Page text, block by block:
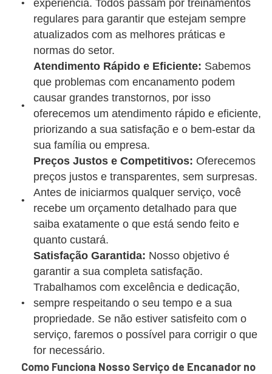
experiência. Todos passam por treinamentos
regulares para garantir que estejam sempre
atualizados com as melhores práticas e
normas do setor.
Atendimento Rápido e Eficiente: Sabemos
que problemas com encanamento podem
causar grandes transtornos, por isso
oferecemos um atendimento rápido e eficiente,
priorizando a sua satisfação e o bem-estar da
sua família ou empresa.
Preços Justos e Competitivos: Oferecemos
preços justos e transparentes, sem surpresas.
Antes de iniciarmos qualquer serviço, você
recebe um orçamento detalhado para que
saiba exatamente o que está sendo feito e
quanto custará.
Satisfação Garantida: Nosso objetivo é
garantir a sua completa satisfação.
Trabalhamos com excelência e dedicação,
sempre respeitando o seu tempo e a sua
propriedade. Se não estiver satisfeito com o
serviço, faremos o possível para corrigir o que
for necessário.
Como Funciona Nosso Serviço de Encanador no